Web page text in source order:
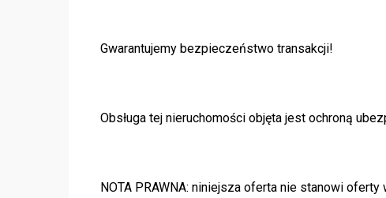
Gwarantujemy bezpieczeństwo transakcji!
Obsługa tej nieruchomości objęta jest ochroną
NOTA PRAWNA: niniejsza oferta nie stanowi